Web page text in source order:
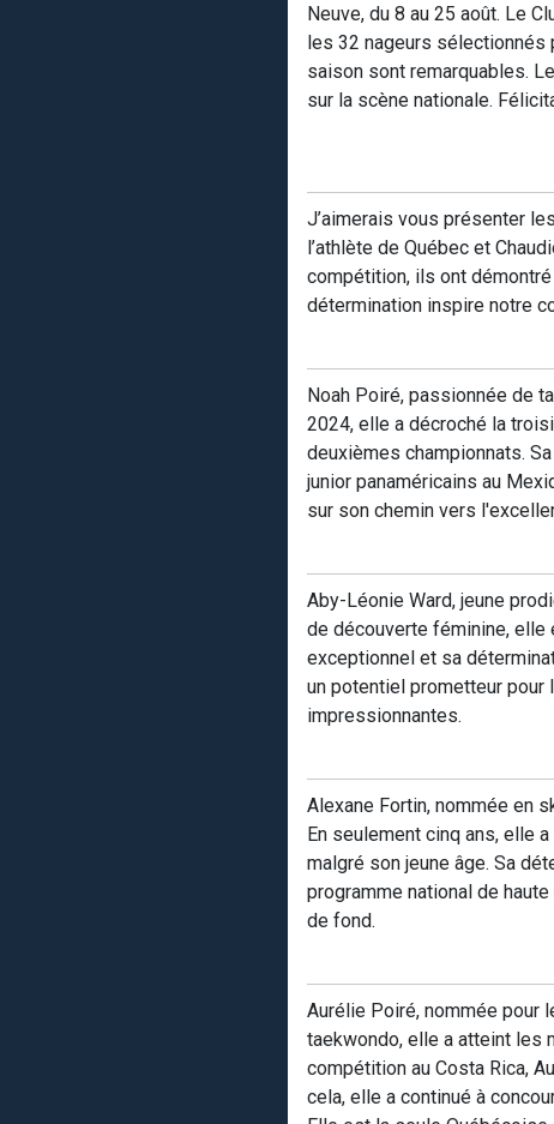
Neuve, du 8 au 25 août. Le
les 32 nageurs sélectionnés
saison sont remarquables.
sur la scène nationale.
J’aimerais vous présenter
l’athlète de Québec et
compétition, ils ont
détermination inspire notre
Noah Poiré, passionnée de
2024, elle a décroché la
deuxièmes championnats.
junior panaméricains au
sur son chemin vers
Aby-Léonie Ward, jeune
de découverte féminine, elle
exceptionnel et sa
un potentiel prometteur
impressionnantes.
Alexane Fortin, nommée en
En seulement cinq ans, elle
malgré son jeune âge. Sa
programme national de
de fond.
Aurélie Poiré, nommée pour
taekwondo, elle a atteint les
compétition au Costa Rica,
cela, elle a continué à